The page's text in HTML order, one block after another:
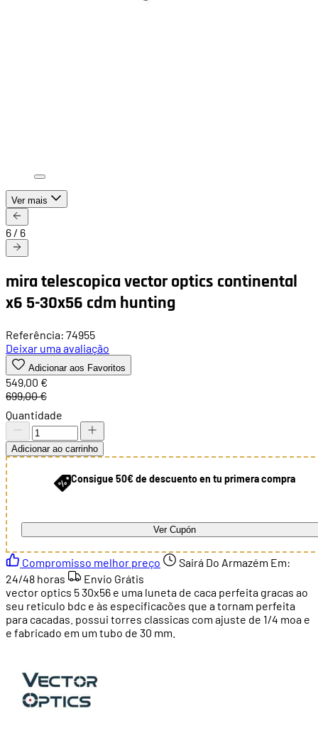
Ver mais
6 / 6
mira telescopica vector optics continental
x6 5-30x56 cdm hunting
Referência: 74955
Deixar uma avaliação
Adicionar aos Favoritos
549,00 €
699,00 €
Quantidade
Adicionar ao carrinho
Consigue 50€ de descuento en tu primera compra
Ver Cupón
Compromisso melhor preço
Sairá Do Armazém Em:
24/48 horas
Envio Grátis
vector optics 5 30x56 e uma luneta de caca perfeita gracas ao
seu reticulo bdc e às especificacões que a tornam perfeita
para cacadas. possui torres classicas com ajuste de 1/4 moa e
e fabricado em um tubo de 30 mm.